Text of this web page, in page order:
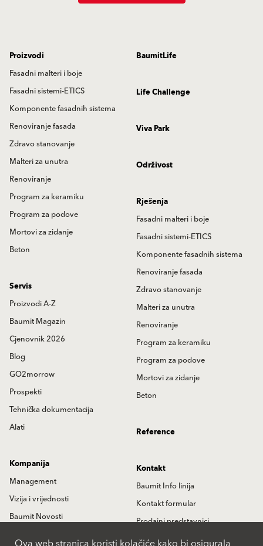
Proizvodi
Fasadni malteri i boje
Fasadni sistemi-ETICS
Komponente fasadnih sistema
Renoviranje fasada
Zdravo stanovanje
Malteri za unutra
Renoviranje
Program za keramiku
Program za podove
Mortovi za zidanje
Beton
BaumitLife
Life Challenge
Viva Park
Održivost
Rješenja
Fasadni malteri i boje
Fasadni sistemi-ETICS
Komponente fasadnih sistema
Renoviranje fasada
Zdravo stanovanje
Malteri za unutra
Renoviranje
Program za keramiku
Program za podove
Mortovi za zidanje
Beton
Servis
Proizvodi A-Z
Baumit Magazin
Cjenovnik 2026
Blog
GO2morrow
Prospekti
Tehnička dokumentacija
Alati
Reference
Kompanija
Management
Vizija i vrijednosti
Baumit Novosti
Kontakt
Baumit Info linija
Kontakt formular
Prodajni predstavnici
Partneri